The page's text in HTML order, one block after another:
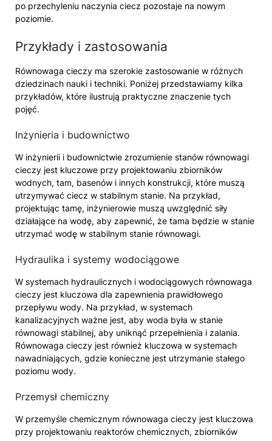
po przechyleniu naczynia ciecz pozostaje na nowym
poziomie.
Przykłady i zastosowania
Równowaga cieczy ma szerokie zastosowanie w różnych
dziedzinach nauki i techniki. Poniżej przedstawiamy kilka
przykładów, które ilustrują praktyczne znaczenie tych
pojęć.
Inżynieria i budownictwo
W inżynierii i budownictwie zrozumienie stanów równowagi
cieczy jest kluczowe przy projektowaniu zbiorników
wodnych, tam, basenów i innych konstrukcji, które muszą
utrzymywać ciecz w stabilnym stanie. Na przykład,
projektując tamę, inżynierowie muszą uwzględnić siły
działające na wodę, aby zapewnić, że tama będzie w stanie
utrzymać wodę w stabilnym stanie równowagi.
Hydraulika i systemy wodociągowe
W systemach hydraulicznych i wodociągowych równowaga
cieczy jest kluczowa dla zapewnienia prawidłowego
przepływu wody. Na przykład, w systemach
kanalizacyjnych ważne jest, aby woda była w stanie
równowagi stabilnej, aby uniknąć przepełnienia i zalania.
Równowaga cieczy jest również kluczowa w systemach
nawadniających, gdzie konieczne jest utrzymanie stałego
poziomu wody.
Przemysł chemiczny
W przemyśle chemicznym równowaga cieczy jest kluczowa
przy projektowaniu reaktorów chemicznych, zbiorników